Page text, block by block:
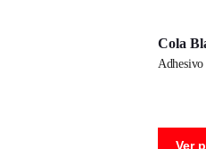
Cola
Ver